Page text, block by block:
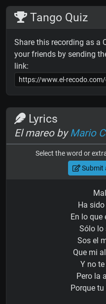
Tango Quiz
Share this recording as a
your friends by sending
link:
Lyrics
El mareo byMario
Select the word or
Submit
Ha
En lo que
Sólo lo
Sos el
Que mi
Y no
Pero la
Porque